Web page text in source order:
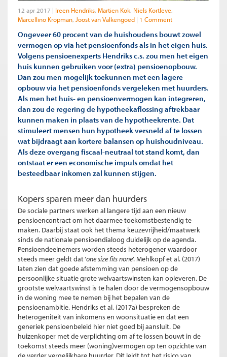
12 apr 2017 Ireen Hendriks Martien Kok Niels Kortleve
Marcellino Kropman Joost van Valkengoed 1 Comment
Ongeveer 60 procent van de huishoudens bouwt zowel
vermogen op via het pensioenfonds als in het eigen huis.
Volgens pensioenexperts Hendriks c.s. zou men het eigen
huis kunnen gebruiken voor (extra) pensioenopbouw.
Dan zou men mogelijk toekunnen met een lagere
opbouw via het pensioenfonds vergeleken met huurders.
Als men het huis- en pensioenvermogen kan integreren,
dan zou de regering de hypotheekaflossing aftrekbaar
kunnen maken in plaats van de hypotheekrente. Dat
stimuleert mensen hun hypotheek versneld af te lossen
wat bijdraagt aan kortere balansen op huishoudniveau.
Als deze overgang fiscaal-neutraal tot stand komt, dan
ontstaat er een economische impuls omdat het
besteedbaar inkomen zal kunnen stijgen.
Kopers sparen meer dan huurders
De sociale partners werken al langere tijd aan een nieuw
pensioencontract om het daarmee toekomstbestendig te
maken. Daarbij staat ook het thema keuzevrijheid/maatwerk
sinds de nationale pensioendialoog duidelijk op de agenda.
Pensioendeelnemers worden steeds heterogener waardoor
steeds meer geldt dat ‘one size fits none’. Mehlkopf et al. (2017)
laten zien dat goede afstemming van pensioen op de
persoonlijke situatie grote welvaartswinsten kan opleveren. De
grootste welvaartswinst is te halen door de vermogensopbouw
in de woning mee te nemen bij het bepalen van de
pensioenambitie. Hendriks et al. (2017a) bespreken de
heterogeniteit van inkomens en woonsituatie en dat een
generiek pensioenbeleid hier niet goed bij aansluit. De
huizenkoper met de verplichting om af te lossen bouwt in de
toekomst steeds meer (woning)vermogen op ten opzichte van